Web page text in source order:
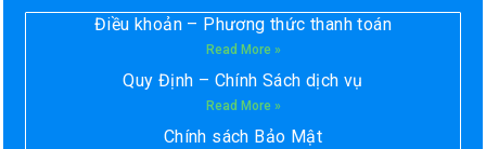
Điều khoản – Phương thức thanh toán
Read More »
Quy Định – Chính Sách dịch vụ
Read More »
Chính sách Bảo Mật